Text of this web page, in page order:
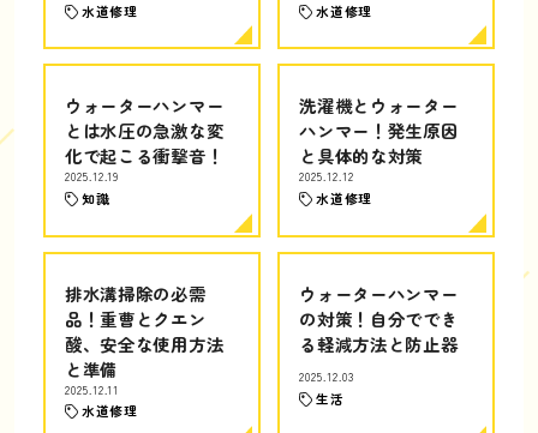
水道修理 水道修理
ウォーターハンマー
とは水圧の急激な変
化で起こる衝撃音！
2025.12.19
知識
洗濯機とウォーター
ハンマー！発生原因
と具体的な対策
2025.12.12
水道修理
排水溝掃除の必需
品！重曹とクエン
酸、安全な使用方法
と準備
2025.12.11
水道修理
ウォーターハンマー
の対策！自分ででき
る軽減方法と防止器
2025.12.03
生活